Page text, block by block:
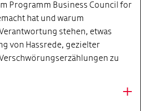
Programm Business Council for
hat und warum
stehen, etwas
von Hassrede, gezielter
zu
+